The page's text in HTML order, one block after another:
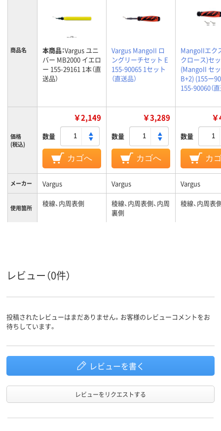
商品名 本商品：Vargus ユニ
バー MB2000 イエロ
ー 155-29161 1本（直
送品）
Vargus MangoII ロ
ングリーチセット E
155-90065 1セット
（直送品）
MangoIIエク
クロース)セ
(MangoII セ
B+2) (155ー
155-90060（直
価格
(税込)
￥2,149
数量
カゴへ
￥3,289
数量
カゴへ
数量
カ
メーカー Vargus Vargus Vargus
使用箇所 稜線、内周表側
稜線、内周表側、内周
裏側
稜線、内周表
レビュー（0件）
投稿されたレビューはまだありません。お客様のレビューコメントをお
待ちしています。
レビューを書く
レビューをリクエストする